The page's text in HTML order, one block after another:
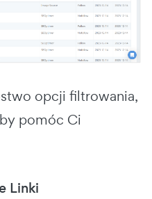
opcji filtrowania,
pomóc Ci
Linki